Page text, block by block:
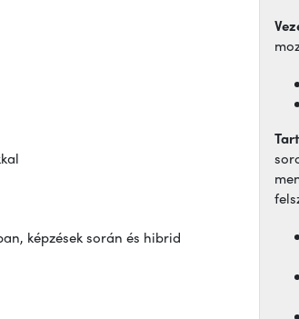
képzések során és hibrid